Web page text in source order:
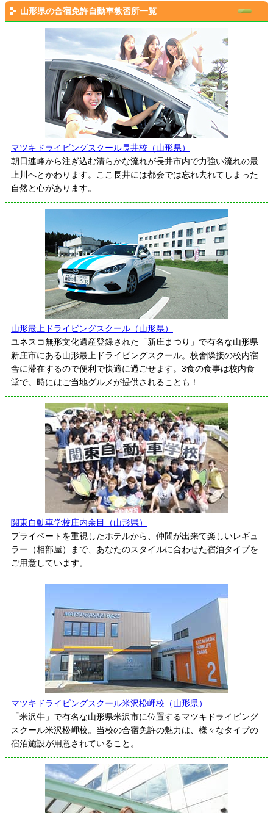
山形県の合宿免許自動車教習所一覧
マツキドライビングスクール長井校（山形県）
朝日連峰から注ぎ込む清らかな流れが長井市内で力強い流れの最
上川へとかわります。ここ長井には都会では忘れ去れてしまった
自然と心があります。
山形最上ドライビングスクール（山形県）
ユネスコ無形文化遺産登録された「新庄まつり」で有名な山形県
新庄市にある山形最上ドライビングスクール。校舎隣接の校内宿
舎に滞在するので便利で快適に過ごせます。3食の食事は校内食
堂で。時にはご当地グルメが提供されることも！
関東自動車学校庄内余目（山形県）
プライベートを重視したホテルから、仲間が出来て楽しいレギュ
ラー（相部屋）まで、あなたのスタイルに合わせた宿泊タイプを
ご用意しています。
マツキドライビングスクール米沢松岬校（山形県）
「米沢牛」で有名な山形県米沢市に位置するマツキドライビング
スクール米沢松岬校。当校の合宿免許の魅力は、様々なタイプの
宿泊施設が用意されていること。